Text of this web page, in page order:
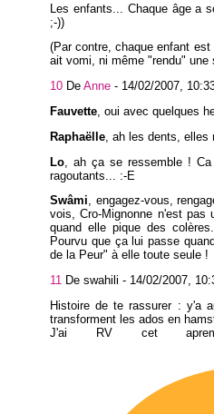
Les enfants... Chaque âge a
;-))
(Par contre, chaque enfant
ait vomi, ni même "rendu"
10 De Anne - 14/02/2007,
Fauvette , oui avec quelques
Raphaëlle , ah les dents,
Lo , ah ça se ressemble !
ragoutants... :-E
Swâmi, engagez-vous,
vois, Cro-Mignonne n'est pas
quand elle pique des
Pourvu que ça lui passe
de la Peur" à elle toute seule !
11 De swahili - 14/02/2007,
Histoire de te rassurer : y'a
transforment les ados en
J'ai RV cet